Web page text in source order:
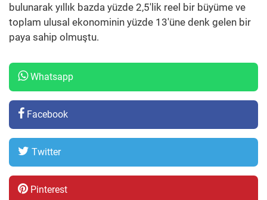
bulunarak yıllık bazda yüzde 2,5'lik reel bir büyüme ve
toplam ulusal ekonominin yüzde 13'üne denk gelen bir
paya sahip olmuştu.
Whatsapp
Facebook
Twitter
Pinterest